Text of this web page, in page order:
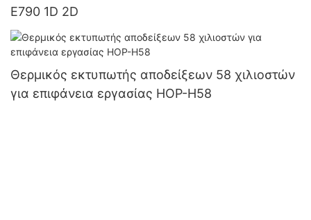
E790 1D 2D
Θερμικός εκτυπωτής αποδείξεων 58 χιλιοστών
για επιφάνεια εργασίας HOP-H58